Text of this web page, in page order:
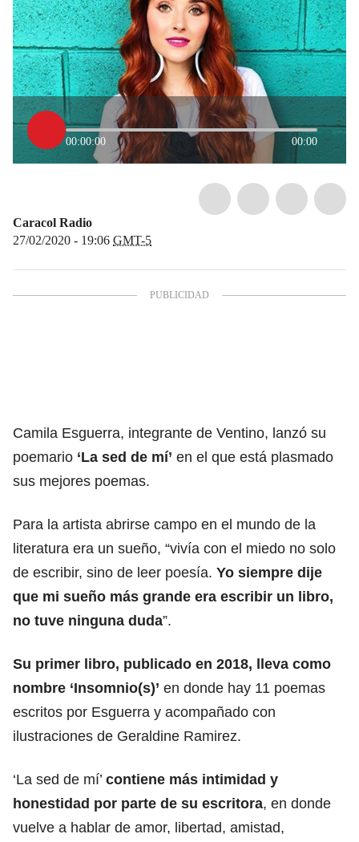
00:00:00 00:00
Caracol Radio
27/02/2020 - 19:06 GMT-5
Camila Esguerra, integrante de Ventino, lanzó su
poemario ‘La sed de mí’ en el que está plasmado
sus mejores poemas.
Para la artista abrirse campo en el mundo de la
literatura era un sueño, “vivía con el miedo no solo
de escribir, sino de leer poesía. Yo siempre dije
que mi sueño más grande era escribir un libro,
no tuve ninguna duda”.
Su primer libro, publicado en 2018, lleva como
nombre ‘Insomnio(s)’ en donde hay 11 poemas
escritos por Esguerra y acompañado con
ilustraciones de Geraldine Ramirez.
‘La sed de mí’ contiene más intimidad y
honestidad por parte de su escritora, en donde
vuelve a hablar de amor, libertad, amistad,